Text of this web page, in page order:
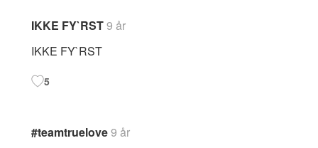
IKKE FY`RST9 år
IKKE FY`RST
5
#teamtruelove9 år